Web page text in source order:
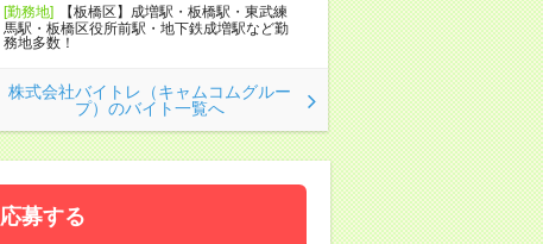
[勤務地]
【板橋区】成増駅・板橋駅・東武練
馬駅・板橋区役所前駅・地下鉄成増駅など勤
務地多数！
株式会社バイトレ（キャムコムグルー
プ）のバイト一覧へ
応募する